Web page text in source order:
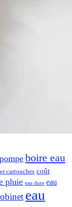
boire eau
cartouches coût
pluie eau dure eau
eau